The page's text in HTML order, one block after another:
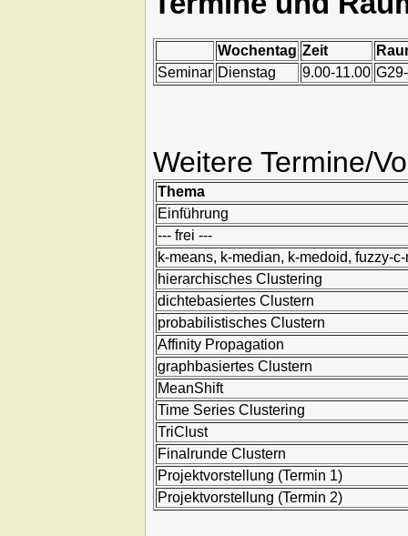
Wochentag Zeit
Seminar Dienstag 9.00-11.00
Weitere Termine/
Thema
Einführung
--- frei ---
k-means, k-median, k-medoid, fuzzy-
hierarchisches Clustering
dichtebasiertes Clustern
probabilistisches Clustern
Affinity Propagation
graphbasiertes Clustern
MeanShift
Time Series Clustering
TriClust
Finalrunde Clustern
Projektvorstellung (Termin 1)
Projektvorstellung (Termin 2)